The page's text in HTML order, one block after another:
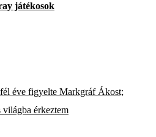
játékosok
éve figyelte Markgráf Ákost;
érkeztem